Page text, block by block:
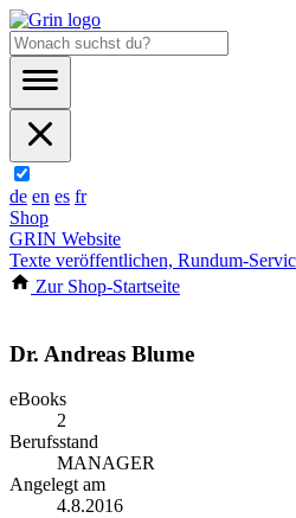
de en es fr
Shop
GRIN Website
Texte veröffentlichen, Rundum-
Zur Shop-Startseite
Dr. Andreas Blume
eBooks
2
Berufsstand
MANAGER
Angelegt am
4.8.2016